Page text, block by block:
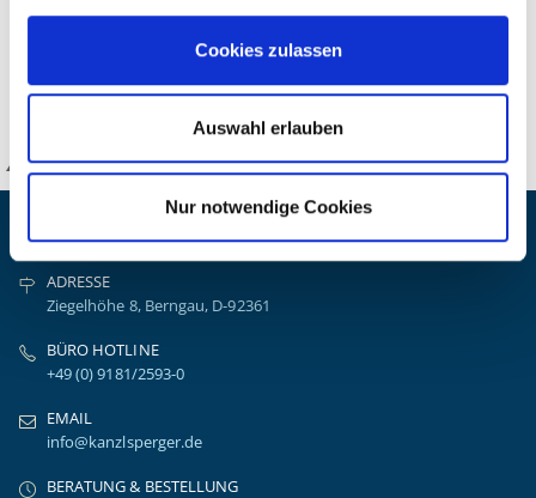
Cookies zulassen
Auswahl erlauben
Nur notwendige Cookies
DETAILS
KANZLSPERGER GmbH
KONTAKTIEREN SIE UNS
ADRESSE
Ziegelhöhe 8, Berngau, D-92361
BÜRO HOTLINE
+49 (0) 9181/2593-0
EMAIL
info@kanzlsperger.de
BERATUNG & BESTELLUNG